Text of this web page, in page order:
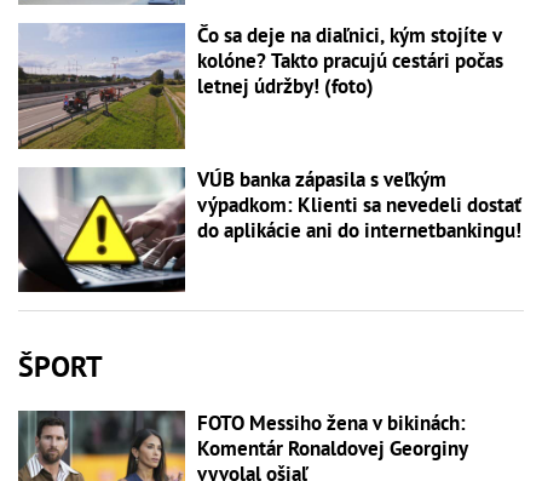
Čo sa deje na diaľnici, kým stojíte v
kolóne? Takto pracujú cestári počas
letnej údržby! (foto)
VÚB banka zápasila s veľkým
výpadkom: Klienti sa nevedeli dostať
do aplikácie ani do internetbankingu!
ŠPORT
FOTO Messiho žena v bikinách:
Komentár Ronaldovej Georginy
vyvolal ošiaľ